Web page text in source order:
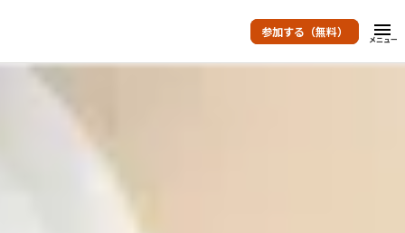
参加する（無料） menu
メニュー